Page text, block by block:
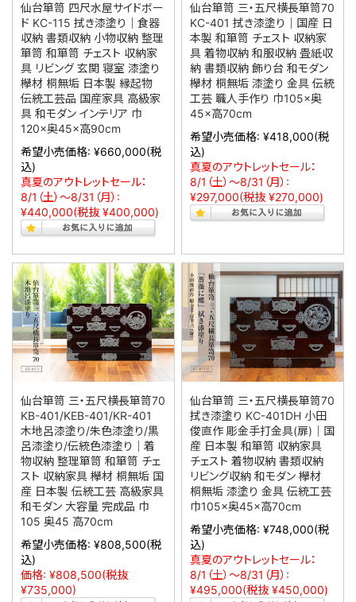
仙台箪笥 四尺水屋サイドボー
ド KC-115 拭き漆塗り｜食器
収納 書類収納 小物収納 整理
箪笥 和箪笥 チェスト 収納家
具 リビング 玄関 寝室 漆塗り
欅材 桐無垢 日本製 縁起物
伝統工芸品 国産家具 高級家
具 和モダン インテリア 巾
120×奥45×高90cm
希望小売価格: ¥660,000(税
込)
真夏のアウトレットセール：
8/1（土）～8/31（月）:
¥440,000(税抜 ¥400,000)
仙台箪笥 三・五尺横長箪笥70
KC-401 拭き漆塗り｜国産 日
本製 和箪笥 チェスト 収納家
具 着物収納 和服収納 畳紙収
納 書類収納 飾り台 和モダン
欅材 桐無垢 漆塗り 金具 伝統
工芸 職人手作り 巾105×奥
45×高70cm
希望小売価格: ¥418,000(税
込)
真夏のアウトレットセール：
8/1（土）～8/31（月）:
¥297,000(税抜 ¥270,000)
仙台箪笥 三・五尺横長箪笥70
KB-401/KEB-401/KR-401
木地呂漆塗り/朱色漆塗り/黒
呂漆塗り/伝統色漆塗り｜着
物収納 整理箪笥 和箪笥 チェ
スト 収納家具 欅材 桐無垢 国
産 日本製 伝統工芸 高級家具
和モダン 大容量 完成品 巾
105 奥45 高70cm
希望小売価格: ¥808,500(税
込)
価格: ¥808,500(税抜
¥735,000)
仙台箪笥 三・五尺横長箪笥70
拭き漆塗り KC-401DH 小田
俊直作 彫金手打金具(扉)｜国
産 日本製 和箪笥 収納家具
チェスト 着物収納 書類収納
リビング収納 和モダン 欅材
桐無垢 漆塗り 金具 伝統工芸
巾105×奥45×高70cm
希望小売価格: ¥748,000(税
込)
真夏のアウトレットセール：
8/1（土）～8/31（月）:
¥495,000(税抜 ¥450,000)